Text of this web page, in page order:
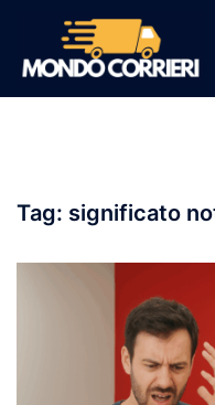
contenuto
Tag: significato